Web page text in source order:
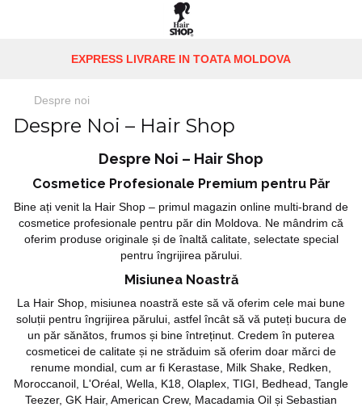
EXPRESS LIVRARE IN TOATA MOLDOVA
Despre noi
Despre Noi – Hair Shop
Despre Noi – Hair Shop
Cosmetice Profesionale Premium pentru Păr
Bine ați venit la Hair Shop – primul magazin online multi-brand de
cosmetice profesionale pentru păr din Moldova. Ne mândrim că
oferim produse originale și de înaltă calitate, selectate special
pentru îngrijirea părului.
Misiunea Noastră
La Hair Shop, misiunea noastră este să vă oferim cele mai bune
soluții pentru îngrijirea părului, astfel încât să vă puteți bucura de
un păr sănătos, frumos și bine întreținut. Credem în puterea
cosmeticei de calitate și ne străduim să oferim doar mărci de
renume mondial, cum ar fi Kerastase, Milk Shake, Redken,
Moroccanoil, L'Oréal, Wella, K18, Olaplex, TIGI, Bedhead, Tangle
Teezer, GK Hair, American Crew, Macadamia Oil și Sebastian